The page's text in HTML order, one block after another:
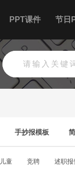
PPT课件 节日
手抄报模板
儿童 竞聘 述职报